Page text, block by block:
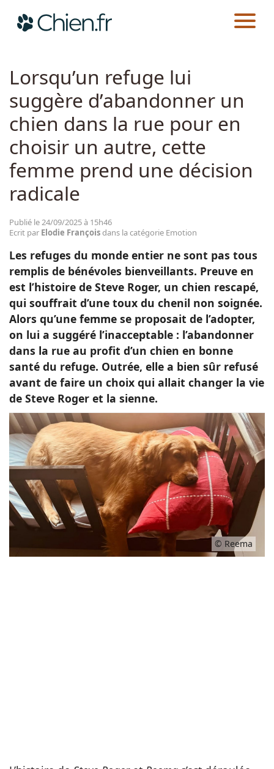
Races
Guides
CHIEN.FR ACTUALITÉS
Lorsqu’un refuge lui
suggère d’abandonner un
chien dans la rue pour en
choisir un autre, cette
femme prend une décision
radicale
Publié le 24/09/2025 à 15h46
Ecrit par Elodie Françoisdans la catégorie Emotion
Les refuges du monde entier ne sont pas tous
remplis de bénévoles bienveillants. Preuve en
est l’histoire de Steve Roger, un chien rescapé,
qui souffrait d’une toux du chenil non soignée.
Alors qu’une femme se proposait de l’adopter,
on lui a suggéré l’inacceptable : l’abandonner
dans la rue au profit d’un chien en bonne
santé du refuge. Outrée, elle a bien sûr refusé
avant de faire un choix qui allait changer la vie
de Steve Roger et la sienne.
© Reema